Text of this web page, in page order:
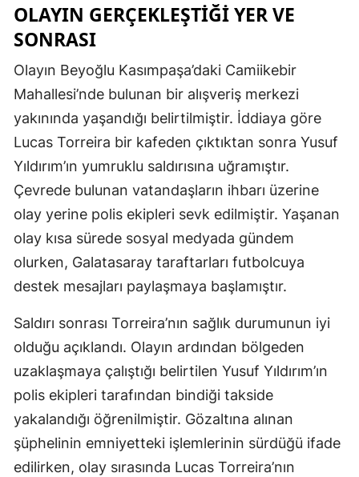
Tunceli
Şanlıurfa
Uşak
Yozgat
Aksaray
Karaman
OLAYIN GERÇEKLEŞTIĞI YER VE
SONRASI
Olayın Beyoğlu Kasımpaşa’daki Camiikebir
Mahallesi’nde bulunan bir alışveriş merkezi
yakınında yaşandığı belirtilmiştir. İddiaya göre
Lucas Torreira bir kafeden çıktıktan sonra Yusuf
Yıldırım’ın yumruklu saldırısına uğramıştır.
Çevrede bulunan vatandaşların ihbarı üzerine
olay yerine polis ekipleri sevk edilmiştir. Yaşanan
olay kısa sürede sosyal medyada gündem
olurken, Galatasaray taraftarları futbolcuya
destek mesajları paylaşmaya başlamıştır.
Saldırı sonrası Torreira’nın sağlık durumunun iyi
olduğu açıklandı. Olayın ardından bölgeden
uzaklaşmaya çalıştığı belirtilen Yusuf Yıldırım’ın
polis ekipleri tarafından bindiği takside
yakalandığı öğrenilmiştir. Gözaltına alınan
şüphelinin emniyetteki işlemlerinin sürdüğü ifade
edilirken, olay sırasında Lucas Torreira’nın